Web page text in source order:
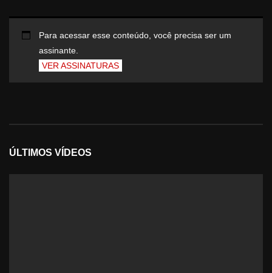
Para acessar esse conteúdo, você precisa ser um
assinante.
VER ASSINATURAS
ÚLTIMOS VÍDEOS